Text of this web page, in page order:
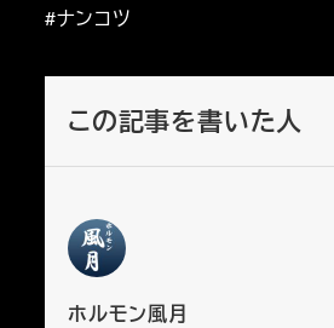
#ナンコツ
この記事を書いた人
ホルモン風月